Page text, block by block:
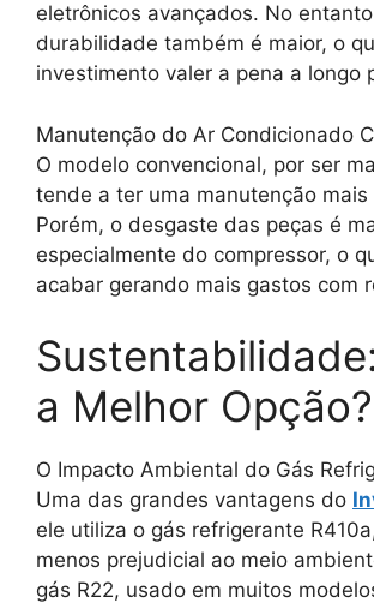
eletrônicos avançados. No
durabilidade também é maior, o
investimento valer a pena a longo
Manutenção do Ar Condicionado
O modelo convencional, por ser
tende a ter uma manutenção mais
Porém, o desgaste das peças é
especialmente do compressor, o
acabar gerando mais gastos com
a Melhor Opção?
O Impacto Ambiental do Gás
Uma das grandes vantagens do
ele utiliza o gás refrigerante
menos prejudicial ao meio
gás R22, usado em muitos